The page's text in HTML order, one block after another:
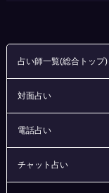
占い師一覧(総合トップ)
対面占い
電話占い
チャット占い